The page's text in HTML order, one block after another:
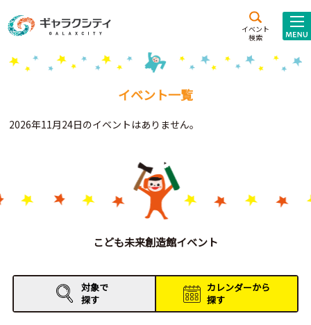
イベント
検索
施設案内
こども
西新井
施設･
Gがくえん
お知らせ
イベントレポート
イベント一覧
2026年11月24日のイベントはありません。
こども未来創造館イベント
対象で
探す
カレンダーから
探す